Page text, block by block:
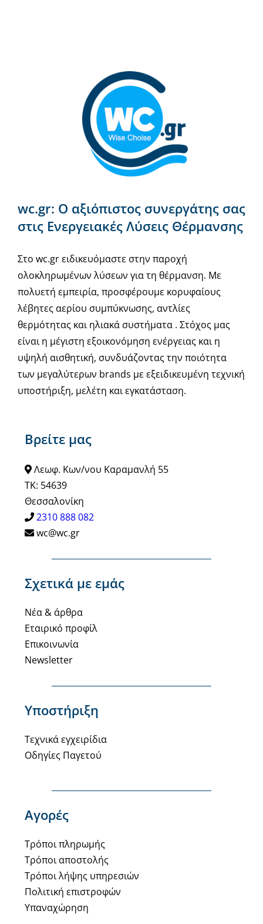
Βρείτε μας
Λεωφ. Κων/νου Καραμανλή 55
ΤΚ: 54639
Θεσσαλονίκη
2310 888 082
wc@wc.gr
Σχετικά με εμάς
Νέα & άρθρα
Εταιρικό προφίλ
Επικοινωνία
Newsletter
Υποστήριξη
Τεχνικά εγχειρίδια
Οδηγίες Παγετού
Αγορές
Τρόποι πληρωμής
Τρόποι αποστολής
Τρόποι λήψης υπηρεσιών
Πολιτική επιστροφών
Υπαναχώρηση
wc.gr: Ο αξιόπιστος συνεργάτης σας
στις Ενεργειακές Λύσεις Θέρμανσης
Στο wc.gr ειδικευόμαστε στην παροχή
ολοκληρωμένων λύσεων για τη θέρμανση. Με
πολυετή εμπειρία, προσφέρουμε κορυφαίους
λέβητες αερίου συμπύκνωσης, αντλίες
θερμότητας και ηλιακά συστήματα . Στόχος μας
είναι η μέγιστη εξοικονόμηση ενέργειας και η
υψηλή αισθητική, συνδυάζοντας την ποιότητα
των μεγαλύτερων brands με εξειδικευμένη τεχνική
υποστήριξη, μελέτη και εγκατάσταση.